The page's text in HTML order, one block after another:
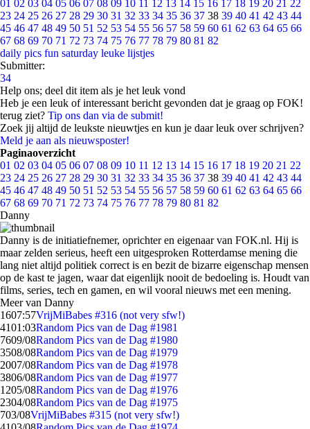
01 02 03 04 05 06 07 08 09 10 11 12 13 14 15 16 17 18 19 20 21 22
23 24 25 26 27 28 29 30 31 32 33 34 35 36 37 38 39 40 41 42 43 44
45 46 47 48 49 50 51 52 53 54 55 56 57 58 59 60 61 62 63 64 65 66
67 68 69 70 71 72 73 74 75 76 77 78 79 80 81 82
daily pics fun saturday leuke lijstjes
Submitter:
34
Help ons; deel dit item als je het leuk vond
Heb je een leuk of interessant bericht gevonden dat je graag op FOK!
terug ziet? Tip ons dan via de submit!
Zoek jij altijd de leukste nieuwtjes en kun je daar leuk over schrijven?
Meld je aan als nieuwsposter!
Paginaoverzicht
01 02 03 04 05 06 07 08 09 10 11 12 13 14 15 16 17 18 19 20 21 22
23 24 25 26 27 28 29 30 31 32 33 34 35 36 37 38 39 40 41 42 43 44
45 46 47 48 49 50 51 52 53 54 55 56 57 58 59 60 61 62 63 64 65 66
67 68 69 70 71 72 73 74 75 76 77 78 79 80 81 82
Danny
Danny is de initiatiefnemer, oprichter en eigenaar van FOK.nl. Hij is
maar zelden serieus, heeft een uitgesproken Rotterdamse mening die
lang niet altijd politiek correct is en bezit de bizarre eigenschap mensen
op de kast te jagen, waar dat eigenlijk nooit de bedoeling is. Houdt van
films, series, tech en gamen, en wil vooral nieuws met een mening.
Meer van Danny
1607:57VrijMiBabes #316 (not very sfw!)
4101:03Random Pics van de Dag #1981
7609/08Random Pics van de Dag #1980
3508/08Random Pics van de Dag #1979
2007/08Random Pics van de Dag #1978
3806/08Random Pics van de Dag #1977
1205/08Random Pics van de Dag #1976
2304/08Random Pics van de Dag #1975
703/08VrijMiBabes #315 (not very sfw!)